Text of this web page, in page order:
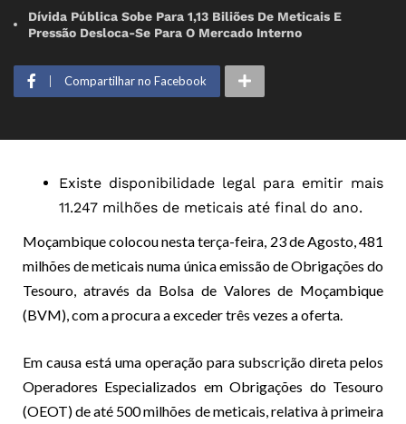
Dívida Pública Sobe Para 1,13 Biliões De Meticais E
Pressão Desloca-Se Para O Mercado Interno
Compartilhar no Facebook
Existe disponibilidade legal para emitir mais
11.247 milhões de meticais até final do ano.
Moçambique colocou nesta terça-feira, 23 de Agosto, 481
milhões de meticais numa única emissão de Obrigações do
Tesouro, através da Bolsa de Valores de Moçambique
(BVM), com a procura a exceder três vezes a oferta.
Em causa está uma operação para subscrição direta pelos
Operadores Especializados em Obrigações do Tesouro
(OEOT) de até 500 milhões de meticais, relativa à primeira